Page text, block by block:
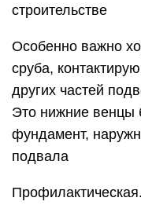
строительстве
Особенно важно
сруба,
других частей
Это нижние венцы
фундамент,
подвала